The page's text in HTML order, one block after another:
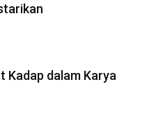
Kadap dalam Karya